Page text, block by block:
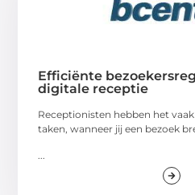
Efficiënte
digitale receptie
Receptionisten hebben het
taken, wanneer jij een bezoek